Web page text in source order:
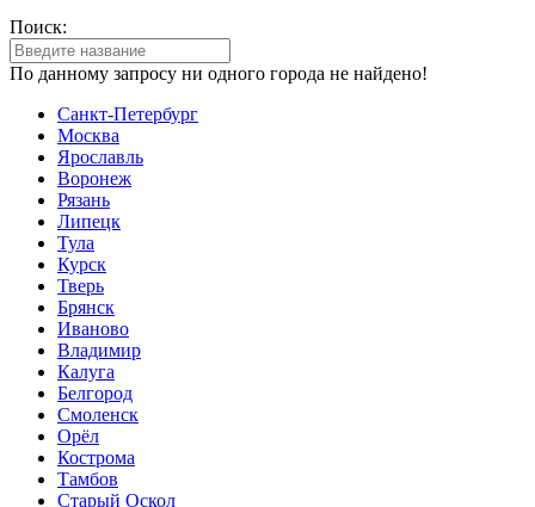
Поиск:
По данному запросу ни одного города не найдено!
Санкт-Петербург
Москва
Ярославль
Воронеж
Рязань
Липецк
Тула
Курск
Тверь
Брянск
Иваново
Владимир
Калуга
Белгород
Смоленск
Орёл
Кострома
Тамбов
Старый Оскол